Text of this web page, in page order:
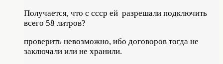
Получается, что с ссср ей разрешали подключить
всего 58 литров?
проверить невозможно, ибо договоров тогда не
заключали или не хранили.